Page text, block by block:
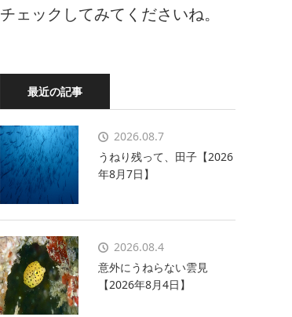
チェックしてみてくださいね。
最近の記事
2026.08.7
うねり残って、田子【2026
年8月7日】
2026.08.4
意外にうねらない雲見
【2026年8月4日】